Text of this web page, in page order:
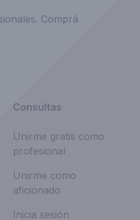
Comprá
Consultas
Unirme gratis como
profesional
Unirme como
aficionado
Inicia sesión